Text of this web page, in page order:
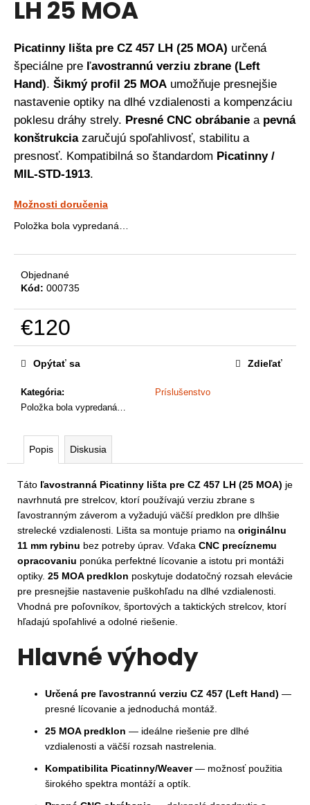
LH 25 MOA
Picatinny lišta pre CZ 457 LH (25 MOA) určená
špeciálne pre ľavostrannú verziu zbrane (Left
Hand). Šikmý profil 25 MOA umožňuje presnejšie
nastavenie optiky na dlhé vzdialenosti a kompenzáciu
poklesu dráhy strely. Presné CNC obrábanie a pevná
konštrukciazaručujú spoľahlivosť, stabilitu a
presnosť. Kompatibilná so štandardom Picatinny /
MIL-STD-1913.
Možnosti doručenia
Položka bola vypredaná…
Objednané
Kód: 000735
€120
Jednotková
Kategória:
Príslušenstvo
Položka bola vypredaná…
Opýtať sa Zdieľať
Popis Diskusia
Táto ľavostranná Picatinny lišta pre CZ 457 LH (25 MOA) je
navrhnutá pre strelcov, ktorí používajú verziu zbrane s
ľavostranným záverom a vyžadujú väčší predklon pre dlhšie
strelecké vzdialenosti. Lišta sa montuje priamo na originálnu
11 mm rybinu bez potreby úprav. Vďaka CNC precíznemu
opracovaniu ponúka perfektné lícovanie a istotu pri montáži
optiky. 25 MOA predklon poskytuje dodatočný rozsah elevácie
pre presnejšie nastavenie puškohľadu na dlhé vzdialenosti.
Vhodná pre poľovníkov, športových a taktických strelcov, ktorí
hľadajú spoľahlivé a odolné riešenie.
Hlavné výhody
Určená pre ľavostrannú verziu CZ 457 (Left Hand) —
presné lícovanie a jednoduchá montáž.
25 MOA predklon — ideálne riešenie pre dlhé
vzdialenosti a väčší rozsah nastrelenia.
Kompatibilita Picatinny/Weaver— možnosť použitia
širokého spektra montáží a optík.
á
s
ť
?
HĽADAŤ
O
d
o
ú
a
m
e